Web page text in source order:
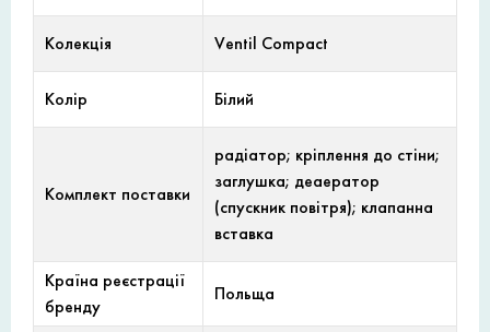
Колекція Ventil Compact
Колір Білий
Комплект поставки
радіатор; кріплення до стіни;
заглушка; деаератор
(спускник повітря); клапанна
вставка
Країна реєстрації
бренду
Польща